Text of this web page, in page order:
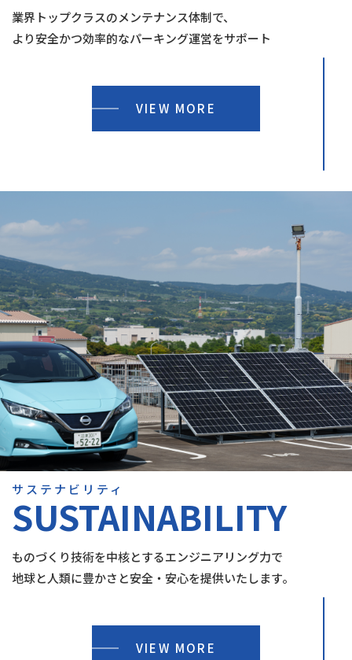
業界トップクラスのメンテナンス体制で、
より安全かつ効率的なパーキング運営をサポート
VIEW MORE
サステナビリティ
SUSTAINABILITY
ものづくり技術を中核とするエンジニアリング力で
地球と人類に豊かさと安全・安心を提供いたします。
VIEW MORE